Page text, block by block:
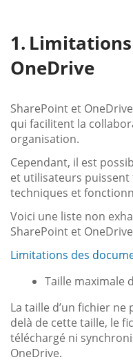
OneDrive
SharePoint et
qui facilitent la
organisation.
Cependant, il est
et utilisateurs puissent
techniques et
Voici une liste non
SharePoint et
Limitations des
Taille maximale
La taille d’un fichier ne
delà de cette taille, le
téléchargé ni
OneDrive.